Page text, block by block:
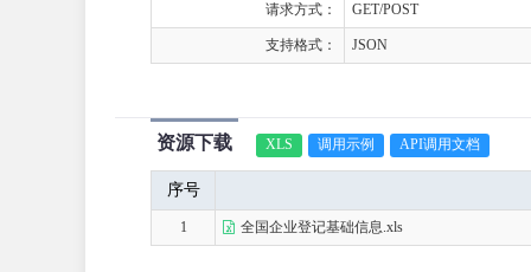
请求方式： GET/POST
支持格式： JSON
资源下载 XLS 调用示例 API调用文档
序号
1 全国企业登记基础信息.xls